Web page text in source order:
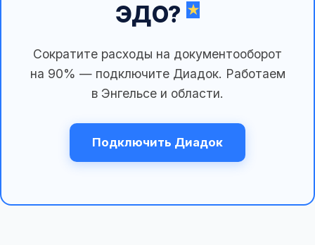
ЭДО?
Сократите расходы на документооборот
на 90% — подключите Диадок. Работаем
в Энгельсе и области.
Подключить Диадок